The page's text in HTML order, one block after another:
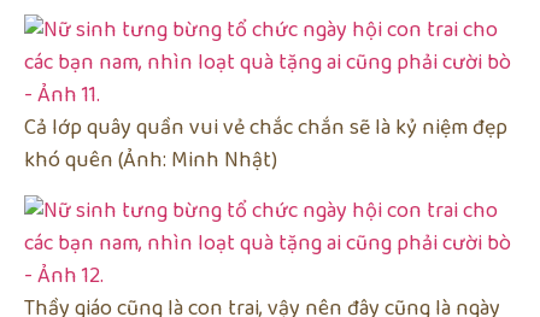
Cả lớp quây quần vui vẻ chắc chắn sẽ là kỷ niệm đẹp
khó quên (Ảnh: Minh Nhật)
Thầy giáo cũng là con trai, vậy nên đây cũng là ngày